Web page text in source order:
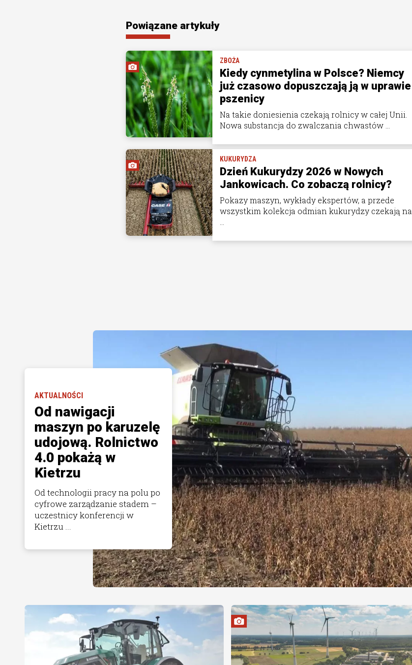
Powiązane artykuły
ZBOŻA
Kiedy cynmetylina w Polsce? Niemcy
już czasowo dopuszczają ją w uprawie
pszenicy
Na takie doniesienia czekają rolnicy w całej Unii.
Nowa substancja do zwalczania chwastów ...
KUKURYDZA
Dzień Kukurydzy 2026 w Nowych
Jankowicach. Co zobaczą rolnicy?
Pokazy maszyn, wykłady ekspertów, a przede
wszystkim kolekcja odmian kukurydzy czekają na
...
AKTUALNOŚCI
Od nawigacji
maszyn po karuzelę
udojową. Rolnictwo
4.0 pokażą w
Kietrzu
Od technologii pracy na polu po
cyfrowe zarządzanie stadem –
uczestnicy konferencji w
Kietrzu ...